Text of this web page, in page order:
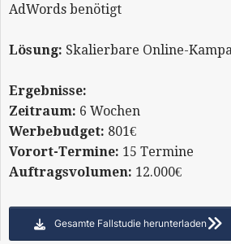
AdWords benötigt
Lösung: Skalierbare Online-
Ergebnisse:
Zeitraum: 6 Wochen
Werbebudget: 801€
Vorort-Termine: 15 Termine
Auftragsvolumen: 12.000€
Gesamte Fallstudie herunterladen